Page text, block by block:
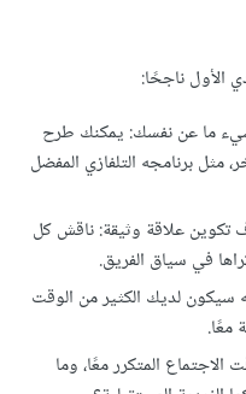
الأول ناجحًا:
ما عن نفسك: يمكنك طرح
مثل برنامجه التلفازي المفضل
تكوين علاقة وثيقة: ناقش كل
في سياق الفريق.
لديك الكثير من الوقت
معًا.
المتكرر معًا، وما